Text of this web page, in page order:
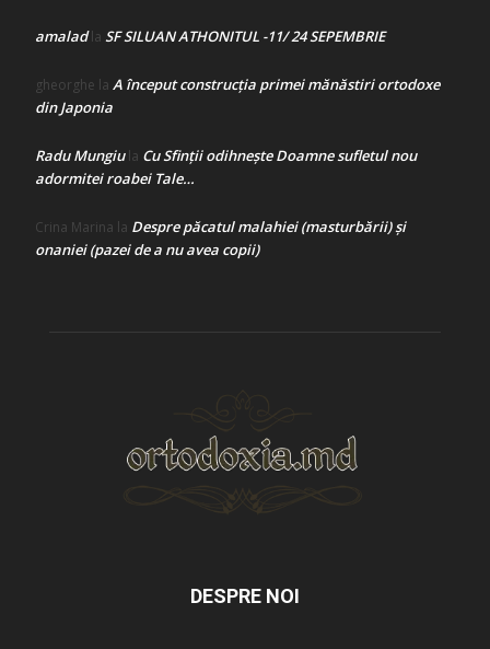
amaladla SF SILUAN ATHONITUL -11/ 24 SEPEMBRIE
gheorghe la A început construcţia primei mănăstiri ortodoxe
din Japonia
Radu Mungiula Cu Sfinții odihnește Doamne sufletul nou
adormitei roabei Tale…
Crina Marina la Despre păcatul malahiei (masturbării) şi
onaniei (pazei de a nu avea copii)
DESPRE NOI